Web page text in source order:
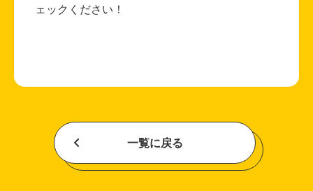
ェックください！
一覧に戻る